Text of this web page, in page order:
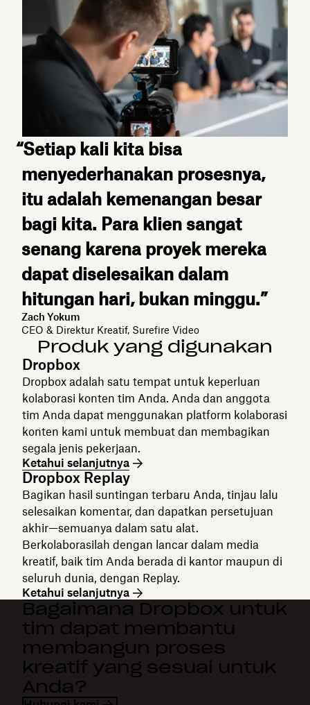
“Setiap kali kita bisa
menyederhanakan prosesnya,
itu adalah kemenangan besar
bagi kita. Para klien sangat
senang karena proyek mereka
dapat diselesaikan dalam
hitungan hari, bukan minggu.”
Zach Yokum
CEO & Direktur Kreatif, Surefire Video
Produk yang digunakan
Dropbox
Dropbox adalah satu tempat untuk keperluan
kolaborasi konten tim Anda. Anda dan anggota
tim Anda dapat menggunakan platform kolaborasi
konten kami untuk membuat dan membagikan
segala jenis pekerjaan.
Ketahui selanjutnya
Dropbox Replay
Bagikan hasil suntingan terbaru Anda, tinjau lalu
selesaikan komentar, dan dapatkan persetujuan
akhir—semuanya dalam satu alat.
Berkolaborasilah dengan lancar dalam media
kreatif, baik tim Anda berada di kantor maupun di
seluruh dunia, dengan Replay.
Ketahui selanjutnya
Bagaimana Dropbox untuk
tim dapat membantu
membangun proses
kreatif yang sesuai untuk
Anda?